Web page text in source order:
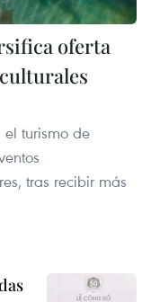
oferta
turismo de
tras recibir más